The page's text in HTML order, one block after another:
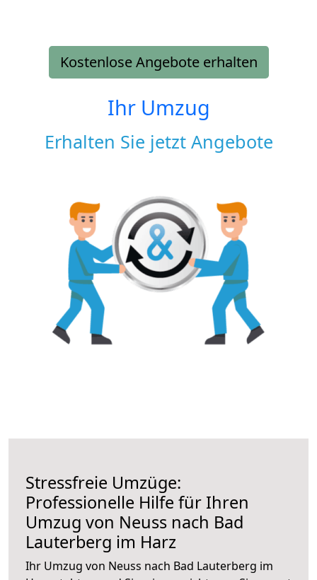
Kostenlose Angebote erhalten
Ihr Umzug
Erhalten Sie jetzt Angebote
Stressfreie Umzüge:
Professionelle Hilfe für Ihren
Umzug von Neuss nach Bad
Lauterberg im Harz
Ihr Umzug von Neuss nach Bad Lauterberg im